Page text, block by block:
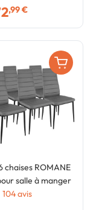
,99 €
chaises ROMANE
salle à manger
104avis